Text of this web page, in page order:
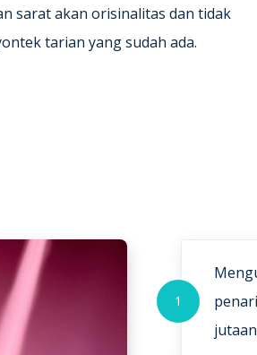
sarat akan orisinalitas dan tidak
tarian yang sudah ada.
1